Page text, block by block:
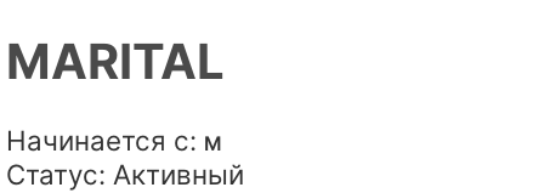
MARITAL
Начинается с: M
Статус: Активный